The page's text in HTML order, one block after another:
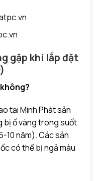
gặp khi lắp đặt
tại Minh Phát sản
bị ố vàng trong suốt
10 năm). Các sản
có thể bị ngả màu